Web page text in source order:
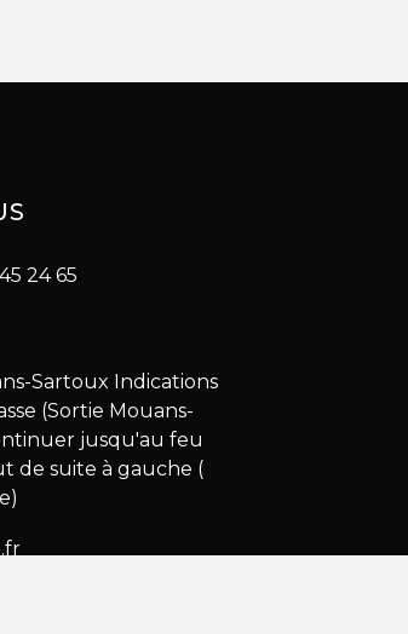
24 65
Sartoux Indications
(Sortie Mouans-
jusqu'au feu
de suite à gauche (